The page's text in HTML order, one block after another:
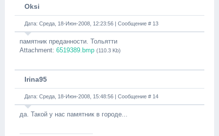
Oksi
Дата: Среда, 18-Июн-2008, 12:23:56 | Сообщение # 13
памятник преданности. Тольятти
Attachment: 6519389.bmp (110.3 Kb)
Irina95
Дата: Среда, 18-Июн-2008, 15:48:56 | Сообщение # 14
да. Такой у нас памятник в городе...